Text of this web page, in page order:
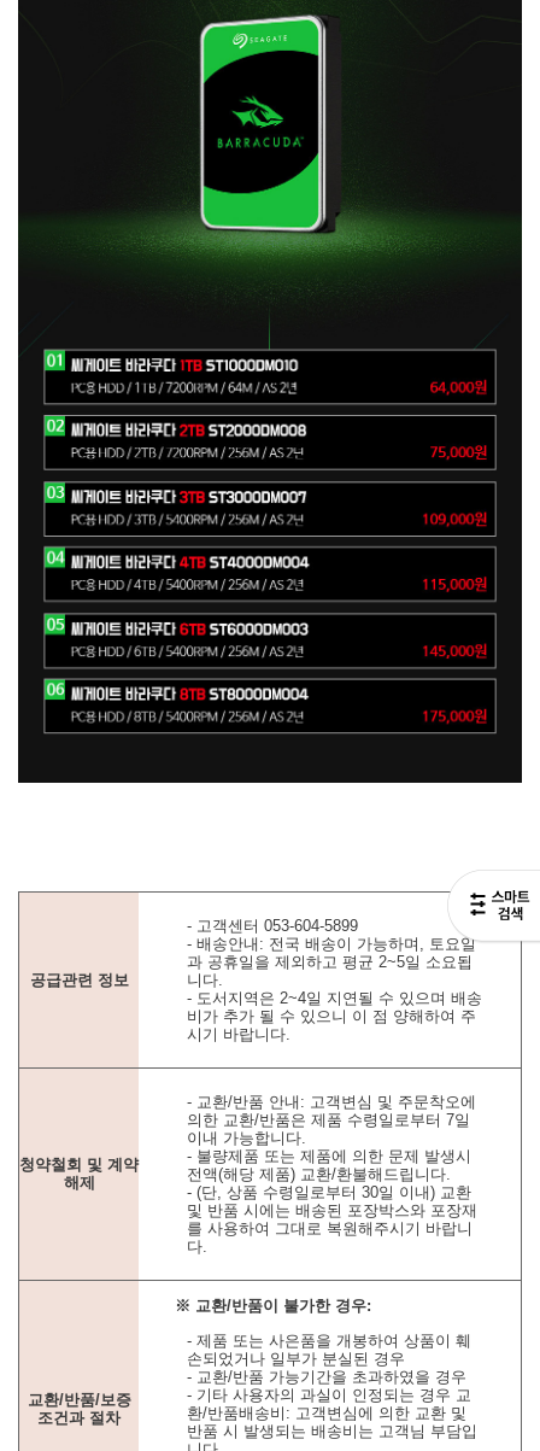
공급관련 정보
- 고객센터 053-604-5899
- 배송안내: 전국 배송이 가능하며, 토요일
과 공휴일을 제외하고 평균 2~5일 소요됩
니다.
- 도서지역은 2~4일 지연될 수 있으며 배송
비가 추가 될 수 있으니 이 점 양해하여 주
시기 바랍니다.
청약철회 및 계약
해제
- 교환/반품 안내: 고객변심 및 주문착오에
의한 교환/반품은 제품 수령일로부터 7일
이내 가능합니다.
- 불량제품 또는 제품에 의한 문제 발생시
전액(해당 제품) 교환/환불해드립니다.
- (단, 상품 수령일로부터 30일 이내) 교환
및 반품 시에는 배송된 포장박스와 포장재
를 사용하여 그대로 복원해주시기 바랍니
다.
교환/반품/보증
조건과 절차
※ 교환/반품이 불가한 경우:
- 제품 또는 사은품을 개봉하여 상품이 훼
손되었거나 일부가 분실된 경우
- 교환/반품 가능기간을 초과하였을 경우
- 기타 사용자의 과실이 인정되는 경우 교
환/반품배송비: 고객변심에 의한 교환 및
반품 시 발생되는 배송비는 고객님 부담입